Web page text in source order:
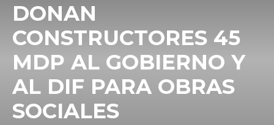
DONAN
CONSTRUCTORES 45
MDP AL GOBIERNO Y
AL DIF PARA OBRAS
SOCIALES